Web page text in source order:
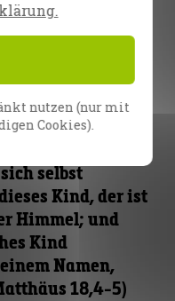
Heilige Geist
einer der jungen
Augen.
selbst
Kind, der ist
Himmel; und
Kind
Namen,
18,4-5)
nutzen (nur mit
Cookies).